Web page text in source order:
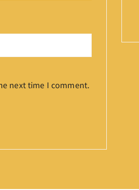
next time I comment.